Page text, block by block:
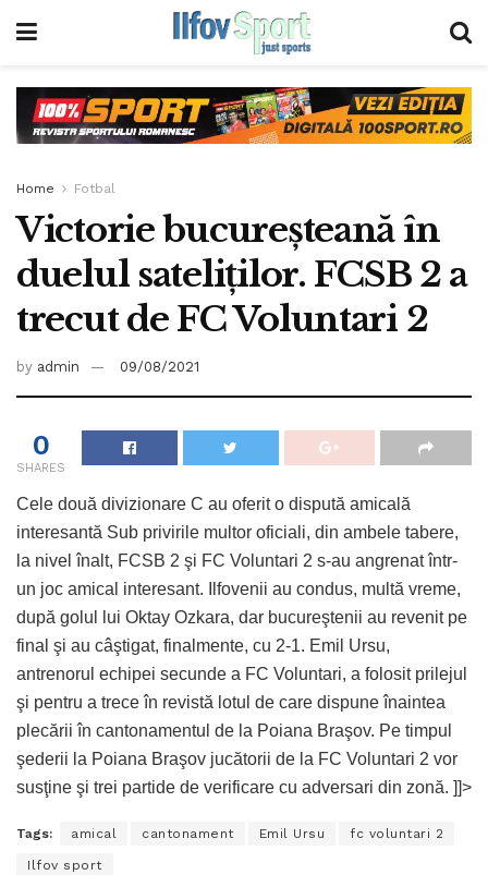
Home Fotbal
Victorie bucureşteană în
duelul sateliţilor. FCSB 2 a
trecut de FC Voluntari 2
by admin 09/08/2021
0
SHARES
Cele două divizionare C au oferit o dispută amicală
interesantă Sub privirile multor oficiali, din ambele tabere,
la nivel înalt, FCSB 2 şi FC Voluntari 2 s-au angrenat într-
un joc amical interesant. Ilfovenii au condus, multă vreme,
după golul lui Oktay Ozkara, dar bucureştenii au revenit pe
final şi au câştigat, finalmente, cu 2-1. Emil Ursu,
antrenorul echipei secunde a FC Voluntari, a folosit prilejul
şi pentru a trece în revistă lotul de care dispune înaintea
plecării în cantonamentul de la Poiana Braşov. Pe timpul
şederii la Poiana Braşov jucătorii de la FC Voluntari 2 vor
susţine şi trei partide de verificare cu adversari din zonă. ]]>
Tags: amical cantonament Emil Ursu fc voluntari 2
Ilfov sport